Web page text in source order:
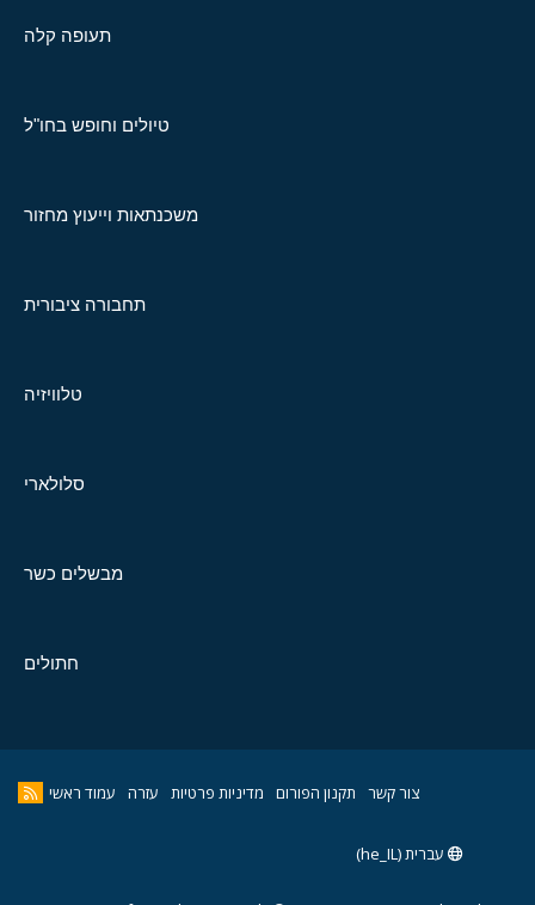
תעופה קלה
טיולים וחופש בחו"ל
משכנתאות וייעוץ מחזור
תחבורה ציבורית
טלוויזיה
סלולארי
מבשלים כשר
חתולים
צור קשר תקנון הפורום מדיניות פרטיות עזרה עמוד ראשי
עברית (he_IL)